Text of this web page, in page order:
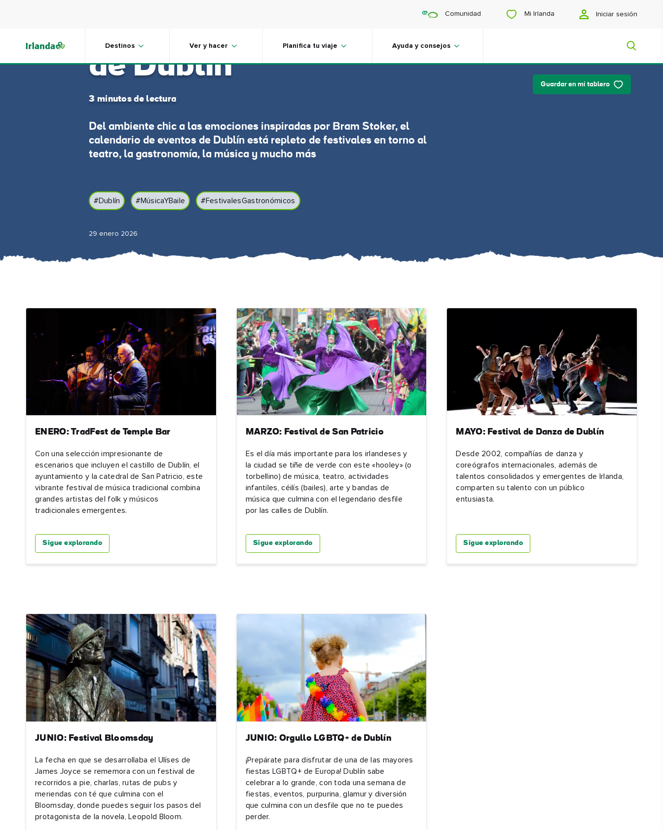
Comunidad Mi Irlanda Iniciar sesión
Destinos Ver y hacer Planifica tu viaje Ayuda y consejos
#ActividadesAlAireLibre
Guardar en mi tablero
Festivales y eventos
de Dublín
3 minutos de lectura
Del ambiente chic a las emociones inspiradas por Bram Stoker, el
calendario de eventos de Dublín está repleto de festivales en torno al
teatro, la gastronomía, la música y mucho más
#Dublín #MúsicaYBaile #FestivalesGastronómicos
29 enero 2026
ENERO: TradFest de Temple Bar
Con una selección impresionante de
escenarios que incluyen el castillo de Dublín, el
ayuntamiento y la catedral de San Patricio, este
vibrante festival de música tradicional combina
grandes artistas del folk y músicos
tradicionales emergentes.
Sigue explorando
MARZO: Festival de San Patricio
Es el día más importante para los irlandeses y
la ciudad se tiñe de verde con este «hooley» (o
torbellino) de música, teatro, actividades
infantiles, céilís (bailes), arte y bandas de
música que culmina con el legendario desfile
por las calles de Dublín.
Sigue explorando
MAYO: Festival de Danza de Dublín
Desde 2002, compañías de danza y
coreógrafos internacionales, además de
talentos consolidados y emergentes de Irlanda,
comparten su talento con un público
entusiasta.
Sigue explorando
JUNIO: Festival Bloomsday
La fecha en que se desarrollaba el Ulíses de
James Joyce se rememora con un festival de
recorridos a pie, charlas, rutas de pubs y
meriendas con té que culmina con el
Bloomsday, donde puedes seguir los pasos del
protagonista de la novela, Leopold Bloom.
JUNIO: Orgullo LGBTQ+ de Dublín
¡Prepárate para disfrutar de una de las mayores
fiestas LGBTQ+ de Europa! Dublín sabe
celebrar a lo grande, con toda una semana de
fiestas, eventos, purpurina, glamur y diversión
que culmina con un desfile que no te puedes
perder.